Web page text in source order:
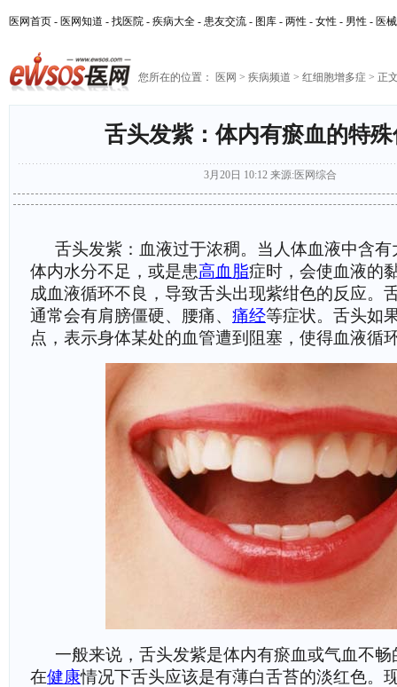
医网首页 - 医网知道 - 找医院 - 疾病大全 - 患友交流 - 图库 - 两性 - 女性 - 男性 - 医
您所在的位置： 医网 > 疾病频道 > 红细胞增多症 > 正
舌头发紫：体内有瘀血的特
3月20日 10:12 来源:医网综合
舌头发紫：血液过于浓稠。当人体血液中含
体内水分不足，或是患高血脂症时，会使血液的
成血液循环不良，导致舌头出现紫绀色的反应。
通常会有肩膀僵硬、腰痛、 痛经等症状。舌头如
点，表示身体某处的血管遭到阻塞，使得血液循
一般来说，舌头发紫是体内有瘀血或气血不
在健康情况下舌头应该是有薄白舌苔的淡红色。